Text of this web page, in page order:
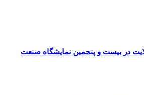
در بیست و پنجمین نمایشگاه صنعت